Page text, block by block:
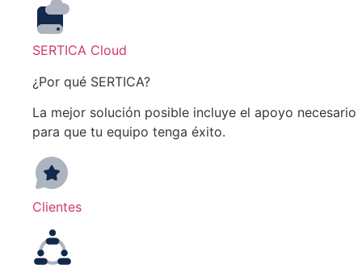
SERTICA Cloud
¿Por qué SERTICA?
La mejor solución posible incluye el apoyo necesario
para que tu equipo tenga éxito.
Clientes